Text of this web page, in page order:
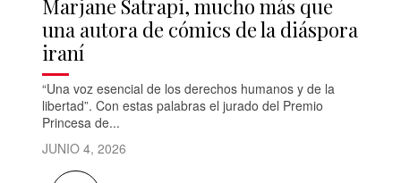
Marjane Satrapi, mucho más que
una autora de cómics de la diáspora
iraní
“Una voz esencial de los derechos humanos y de la
libertad”. Con estas palabras el jurado del Premio
Princesa de...
JUNIO 4, 2026